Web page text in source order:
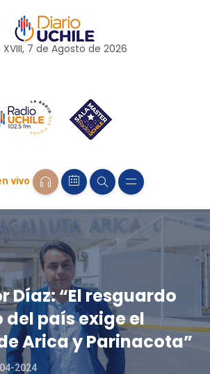
7 de Agosto de 2026
vivo
Díaz: “El resguardo
país exige el
Arica y Parinacota”
2024